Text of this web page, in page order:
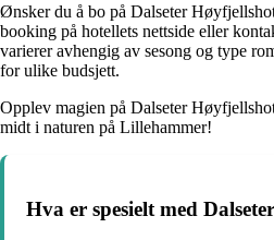
Ønsker du å bo på Dalseter
booking på hotellets nettside eller
varierer avhengig av sesong og type
for ulike budsjett.
Opplev magien på Dalseter
midt i naturen på Lillehammer!
Hva er spesielt med